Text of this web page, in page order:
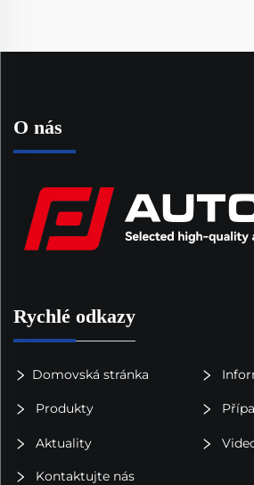
O nás
Rychlé odkazy
Domovská stránka
Produkty
Aktuality
Kontaktujte nás